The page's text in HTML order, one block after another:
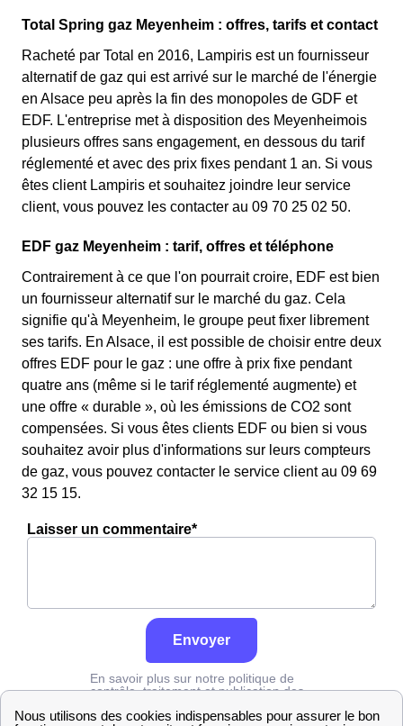
Total Spring gaz Meyenheim : offres, tarifs et contact
Racheté par Total en 2016, Lampiris est un fournisseur
alternatif de gaz qui est arrivé sur le marché de l'énergie
en Alsace peu après la fin des monopoles de GDF et
EDF. L'entreprise met à disposition des Meyenheimois
plusieurs offres sans engagement, en dessous du tarif
réglementé et avec des prix fixes pendant 1 an. Si vous
êtes client Lampiris et souhaitez joindre leur service
client, vous pouvez les contacter au 09 70 25 02 50.
EDF gaz Meyenheim : tarif, offres et téléphone
Contrairement à ce que l'on pourrait croire, EDF est bien
un fournisseur alternatif sur le marché du gaz. Cela
signifie qu'à Meyenheim, le groupe peut fixer librement
ses tarifs. En Alsace, il est possible de choisir entre deux
offres EDF pour le gaz : une offre à prix fixe pendant
quatre ans (même si le tarif réglementé augmente) et
une offre « durable », où les émissions de CO2 sont
compensées. Si vous êtes clients EDF ou bien si vous
souhaitez avoir plus d'informations sur leurs compteurs
de gaz, vous pouvez contacter le service client au 09 69
32 15 15.
Laisser un commentaire*
Envoyer
En savoir plus sur notre politique de
contrôle, traitement et publication des